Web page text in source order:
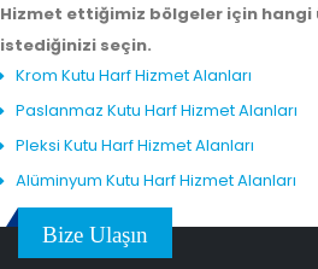
Hizmet ettiğimiz bölgeler için hangi
istediğinizi seçin.
Krom Kutu Harf Hizmet Alanları
Paslanmaz Kutu Harf Hizmet Alanları
Pleksi Kutu Harf Hizmet Alanları
Alüminyum Kutu Harf Hizmet Alanları
Bize Ulaşın